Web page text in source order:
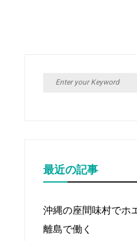
Search
最近の記事
沖縄の座間味村でホ
離島で働く